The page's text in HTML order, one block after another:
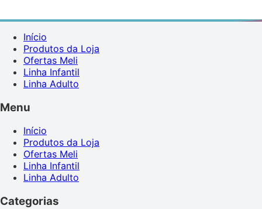
Início
Produtos da Loja
Ofertas Meli
Linha Infantil
Linha Adulto
Menu
Início
Produtos da Loja
Ofertas Meli
Linha Infantil
Linha Adulto
Categorias